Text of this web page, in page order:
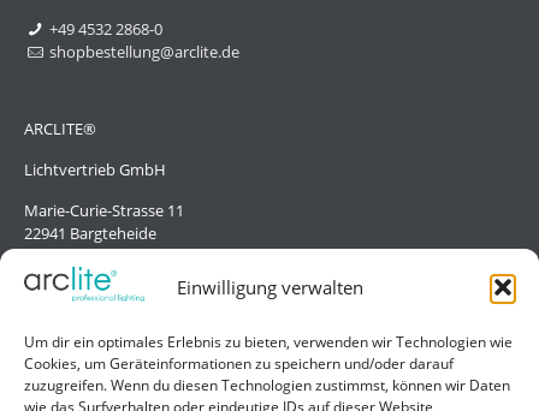
Einwilligung verwalten
Um dir ein optimales Erlebnis zu bieten, verwenden wir Technologien wie
Cookies, um Geräteinformationen zu speichern und/oder darauf
zuzugreifen. Wenn du diesen Technologien zustimmst, können wir Daten
wie das Surfverhalten oder eindeutige IDs auf dieser Website
+49 4532 2868-0
shopbestellung@arclite.de
ARCLITE®
Lichtvertrieb GmbH
Marie-Curie-Strasse 11
22941 Bargteheide
Deutschland/Germany
Hilfe
Liefer- und Zahlungsbedingungen